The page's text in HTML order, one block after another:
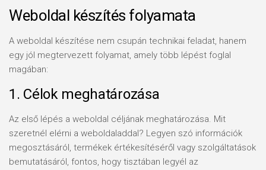
Weboldal készítés folyamata
A weboldal készítése nem csupán technikai feladat, hanem
egy jól megtervezett folyamat, amely több lépést foglal
magában:
1. Célok meghatározása
Az első lépés a weboldal céljának meghatározása. Mit
szeretnél elérni a weboldaladdal? Legyen szó információk
megosztásáról, termékek értékesítéséről vagy szolgáltatások
bemutatásáról, fontos, hogy tisztában legyél az